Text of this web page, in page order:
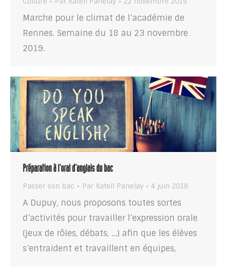
Marche pour le climat de l’académie de
Rennes. Semaine du 18 au 23 novembre
2019.
Préparation à l’oral d’anglais du bac
Passer son bac Par Katell Panelay 4 juin 2019
A Dupuy, nous proposons toutes sortes
d’activités pour travailler l’expression orale
(jeux de rôles, débats, …) afin que les élèves
s’entraident et travaillent en équipes,